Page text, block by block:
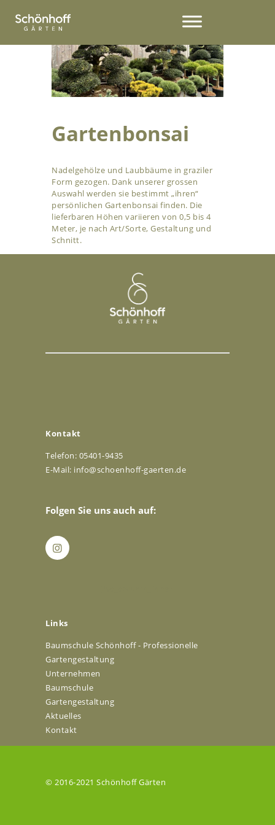
Gartenbonsai
Nadelgehölze und Laubbäume in graziler
Form gezogen. Dank unserer grossen
Auswahl werden sie bestimmt „ihren“
persönlichen Gartenbonsai finden. Die
lieferbaren Höhen variieren von 0,5 bis 4
Meter, je nach Art/Sorte, Gestaltung und
Schnitt.
Kontakt
Telefon: 05401-9435
E-Mail: info@schoenhoff-gaerten.de
Folgen Sie uns auch auf:
Links
Baumschule Schönhoff - Professionelle
Gartengestaltung
Unternehmen
Baumschule
Gartengestaltung
Aktuelles
Kontakt
© 2016-2021 Schönhoff Gärten